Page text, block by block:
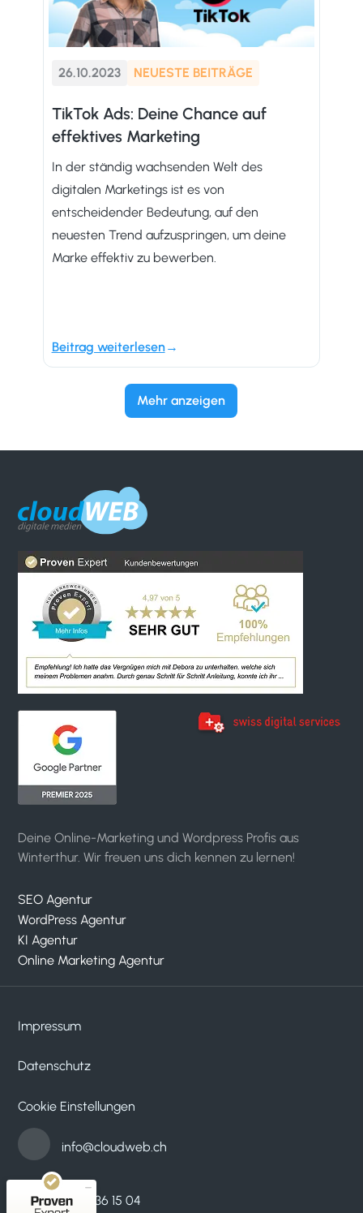
26.10.2023 NEUESTE BEITRÄGE
TikTok Ads: Deine Chance auf
effektives Marketing
In der ständig wachsenden Welt des
digitalen Marketings ist es von
entscheidender Bedeutung, auf den
neuesten Trend aufzuspringen, um deine
Marke effektiv zu bewerben.
Beitrag weiterlesen
Mehr anzeigen
Deine Online-Marketing und Wordpress Profis aus
Winterthur. Wir freuen uns dich kennen zu lernen!
SEO Agentur
WordPress Agentur
KI Agentur
Online Marketing Agentur
Impressum
Datenschutz
Cookie Einstellungen
052 536 15 04
info@cloudweb.ch
Kundenbewertungen und Erfahrungen zu
ProvenExpert.com
SEHR GUT
4,95 / 5,00
53